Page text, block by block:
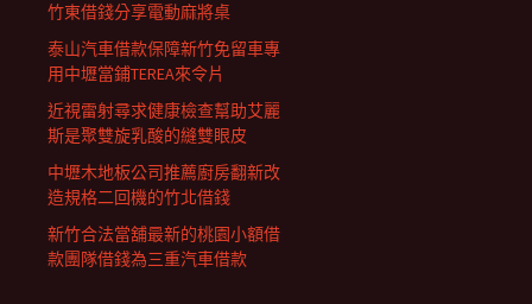
竹東借錢分享電動麻將桌
泰山汽車借款保障新竹免留車專
用中壢當鋪TEREA來令片
近視雷射尋求健康檢查幫助艾麗
斯是聚雙旋乳酸的縫雙眼皮
中壢木地板公司推薦廚房翻新改
造規格二回機的竹北借錢
新竹合法當舖最新的桃園小額借
款團隊借錢為三重汽車借款